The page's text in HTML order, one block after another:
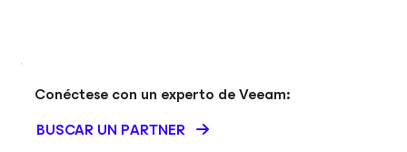
Conéctese con un experto de Veeam:
BUSCAR UN PARTNER